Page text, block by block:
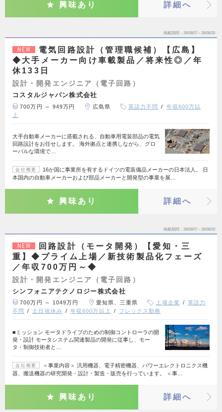
興味あり 詳細へ
掲載期間 26/08/07～26/08/20
NEW
電気回路設計（管理職候補）【広島】
◆大手メーカー向け車載製品／将来性◎／年
休133日
設計・開発エンジニア（電子回路）
コスタルジャパン株式会社
700万円 ～ 949万円 広島県 英語力不問
年収600万以
上
大手自動車メーカーに搭載される、自動車用電装部品の電気
回路設計をお任せします。 海外拠点と連携しながら、グロ
ーバルな環境で…
会社概要
16か国に事業所を有するドイツの電装備品メーカーの日本法人。 日
本国内の自動車メーカーおよび部品メーカーと開発型の事業を展…
興味あり 詳細へ
掲載期間 26/08/07～26/08/20
NEW
回路設計（モータ開発）【愛知・三
重】◆プライム上場／新技術製品化フェーズ
／年収700万円～◆
設計・開発エンジニア（電子回路）
シンフォニアテクノロジー株式会社
700万円 ～ 1049万円 愛知県、三重県 上場企業
英語力
不問
土日祝休み 年収600万以上 フレックス勤務
■ミッション モータドライブのための制御コントローラの開
発・設計 モータシステム関連製品の開発に従事し、モー
タ・制御技術者と…
会社概要
＜事業内容＞ 汎用機器、電子精密機器、パワーエレクトロニクス機
器、搬送機器の研究開発・設計・製造・販売を行っています。 ＜事…
興味あり 詳細へ